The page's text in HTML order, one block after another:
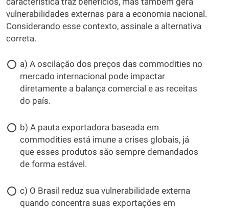
vulnerabilidades externas para a economia nacional.
Considerando esse contexto, assinale a alternativa
correta.
a) A oscilação dos preços das commodities no
mercado internacional pode impactar
diretamente a balança comercial e as receitas
do país.
b) A pauta exportadora baseada em
commodities está imune a crises globais, já
que esses produtos são sempre demandados
de forma estável.
c) O Brasil reduz sua vulnerabilidade externa
quando concentra suas exportações em